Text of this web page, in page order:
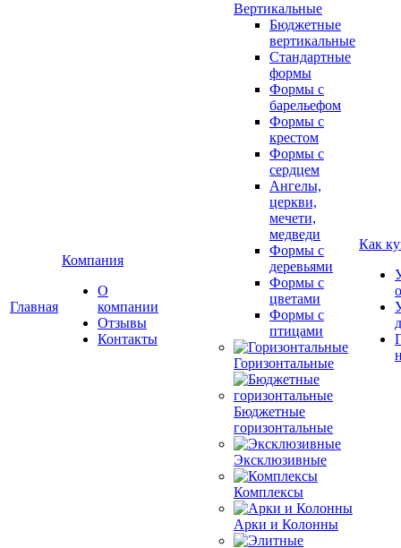
Главная
Компания
О
компании
Отзывы
Контакты
Вертикальные
Бюджетные
вертикальные
Стандартные
формы
Формы с
барельефом
Формы с
крестом
Формы с
сердцем
Ангелы,
церкви,
мечети,
медведи
Формы с
деревьями
Формы с
цветами
Формы с
птицами
Горизонтальные
Бюджетные
горизонтальные
Эксклюзивные
Комплексы
Арки и Колонны
Как